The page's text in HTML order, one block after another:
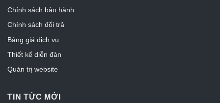
Chính sách bảo hành
Chính sách đổi trả
Bảng giá dịch vụ
Thiết kế diễn đàn
Quản trị website
TIN TỨC MỚI